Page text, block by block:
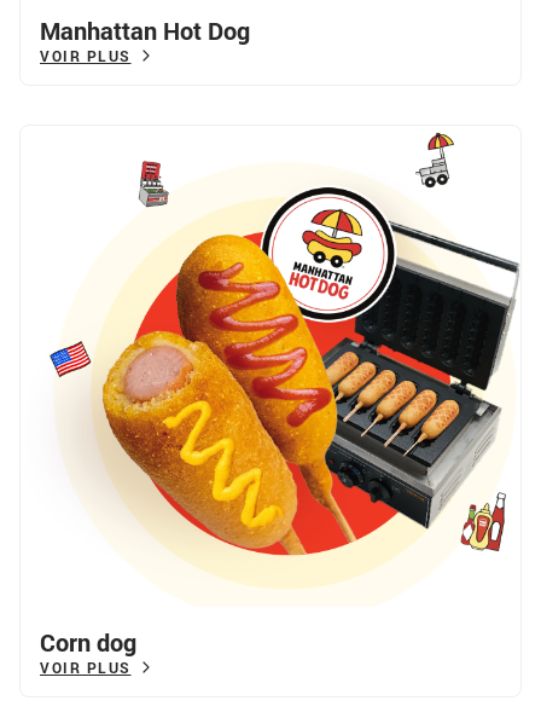
Manhattan Hot Dog
VOIR PLUS
Corn dog
VOIR PLUS